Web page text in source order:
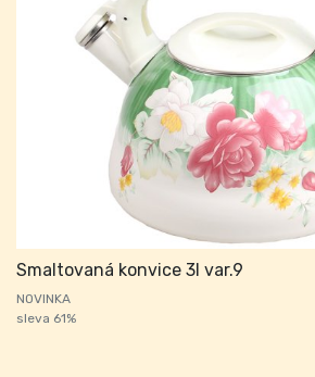
Smaltovaná konvice 3l var.9
NOVINKA
sleva 61%